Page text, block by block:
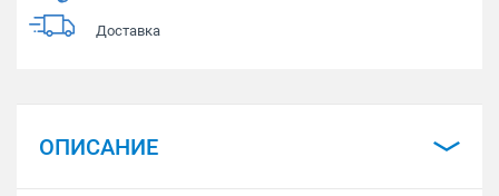
Доставка
ОПИСАНИЕ